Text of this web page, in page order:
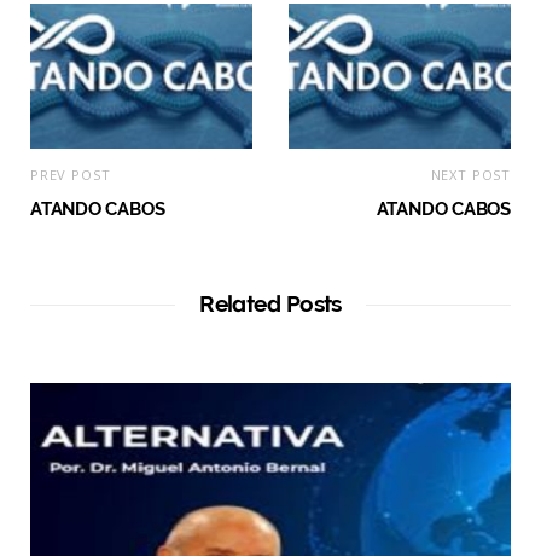
PREV POST
ATANDO CABOS
NEXT POST
ATANDO CABOS
Related Posts